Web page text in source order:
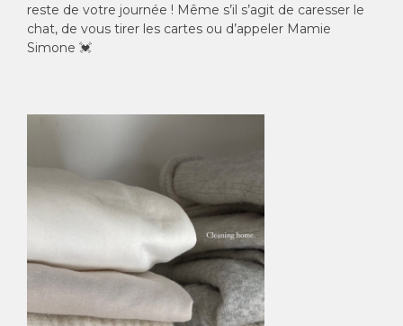
reste de votre journée ! Même s’il s’agit de caresser le
chat, de vous tirer les cartes ou d’appeler Mamie
Simone 💓